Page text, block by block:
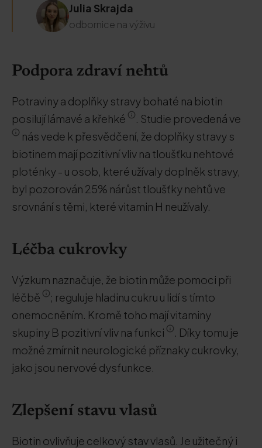
Julia Skrajda
odbornice na výživu
Podpora zdraví nehtů
Potraviny a doplňky stravy bohaté na biotin
posilují lámavé a křehké
. Studie provedená ve
nás vede k přesvědčení, že doplňky stravy s
biotinem mají pozitivní vliv na tloušťku nehtové
ploténky - u osob, které užívaly doplněk stravy,
byl pozorován 25% nárůst tloušťky nehtů ve
srovnání s těmi, které vitamin H neužívaly.
Léčba cukrovky
Výzkum naznačuje, že biotin může pomoci při
léčbě
; reguluje hladinu cukru u lidí s tímto
onemocněním. Kromě toho mají vitaminy
skupiny B pozitivní vliv na funkci
. Díky tomu je
možné zmírnit neurologické příznaky cukrovky,
jako jsou nervové dysfunkce.
Zlepšení stavu vlasů
Biotin ovlivňuje celkový stav vlasů. Je užitečný i